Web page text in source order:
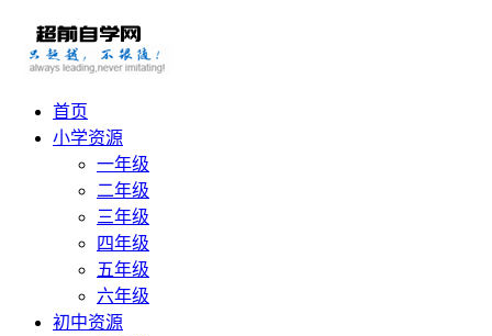
首页
小学资源
一年级
二年级
三年级
四年级
五年级
六年级
初中资源